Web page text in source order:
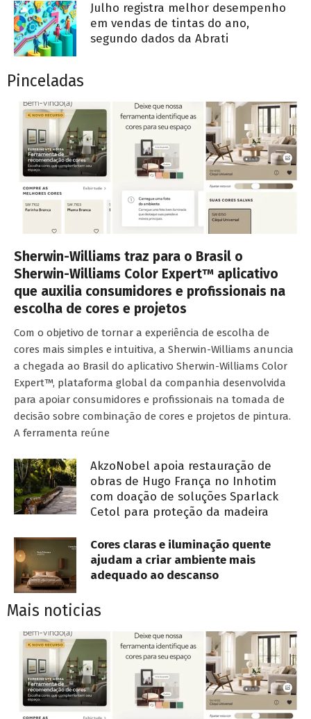
Julho registra melhor desempenho
em vendas de tintas do ano,
segundo dados da Abrati
Pinceladas
Sherwin-Williams traz para o Brasil o
Sherwin-Williams Color Expert™ aplicativo
que auxilia consumidores e profissionais na
escolha de cores e projetos
Com o objetivo de tornar a experiência de escolha de
cores mais simples e intuitiva, a Sherwin-Williams anuncia
a chegada ao Brasil do aplicativo Sherwin-Williams Color
Expert™, plataforma global da companhia desenvolvida
para apoiar consumidores e profissionais na tomada de
decisão sobre combinação de cores e projetos de pintura.
A ferramenta reúne
AkzoNobel apoia restauração de
obras de Hugo França no Inhotim
com doação de soluções Sparlack
Cetol para proteção da madeira
Cores claras e iluminação quente
ajudam a criar ambiente mais
adequado ao descanso
Mais noticias